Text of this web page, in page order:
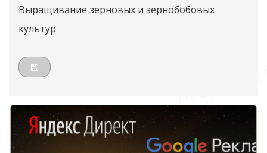
Выращивание зерновых и зернобобовых
культур